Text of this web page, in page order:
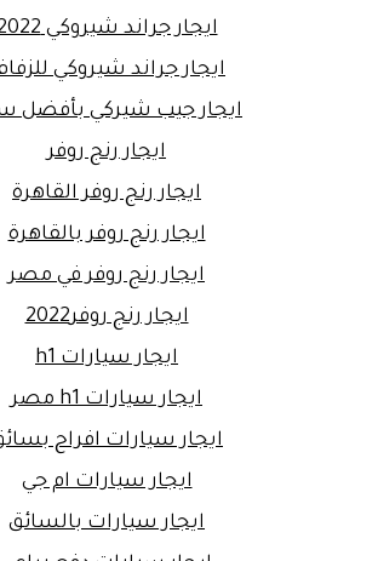
ايجار جراند شيروكي 2022
ايجار جراند شيروكي
ايجار جيب شيركي بأفضل
ايجار رنج روفر
ايجار رنج روفر القاهرة
ايجار رنج روفر بالقاهرة
ايجار رنج روفر في مصر
ايجار رنج روفر2022
ايجار سيارات h1
ايجار سيارات h1 مصر
ايجار سيارات افراح
ايجار سيارات ام جي
ايجار سيارات بالسائق